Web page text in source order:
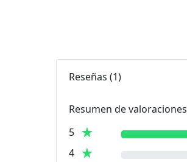
Reseñas (1)
Resumen de valoraciones
5
4